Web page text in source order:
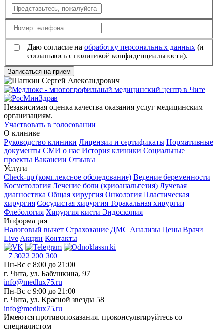
Даю согласие на обработку персональных данных (и
соглашаюсь с политикой конфиденциальности).
Записаться на прием
Независимая оценка качества оказания услуг медицинским
организациям.
Участвовать в голосовании
О клинике
Руководство клиники Лицензии и сертификаты Нормативные
документы СМИ о нас История клиники Социальные
проекты Вакансии Отзывы
Услуги
Check-up (комплексное обследование) Ведение беременности
Косметология Лечение боли (криоанальгезия) Лучевая
диагностика Общая хирургия Онкология Пластическая
хирургия Сосудистая хирургия Торакальная хирургия
Флебология Хирургия кисти Эндоскопия
Информация
Налоговый вычет Страхование ДМС Анализы Цены Врачи
Live Акции Контакты
+7 3022 200-300
Пн-Вс с 8:00 до 21:00
г. Чита, ул. Бабушкина, 97
info@medlux75.ru
Пн-Вс с 9:00 до 21:00
г. Чита, ул. Красной звезды 58
info@medlux75.ru
Имеются противопоказания. проконсультируйтесь со
специалистом